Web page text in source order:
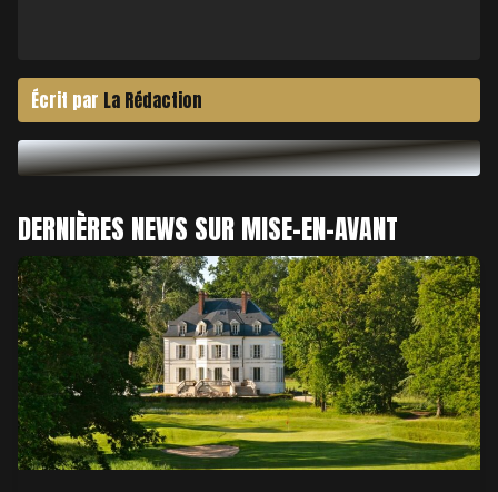
Écrit par La Rédaction
DERNIÈRES NEWS SUR MISE-EN-AVANT